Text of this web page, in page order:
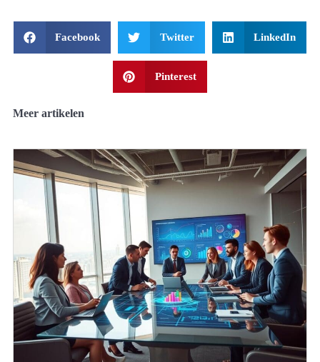
Facebook Twitter LinkedIn
Pinterest
Meer artikelen